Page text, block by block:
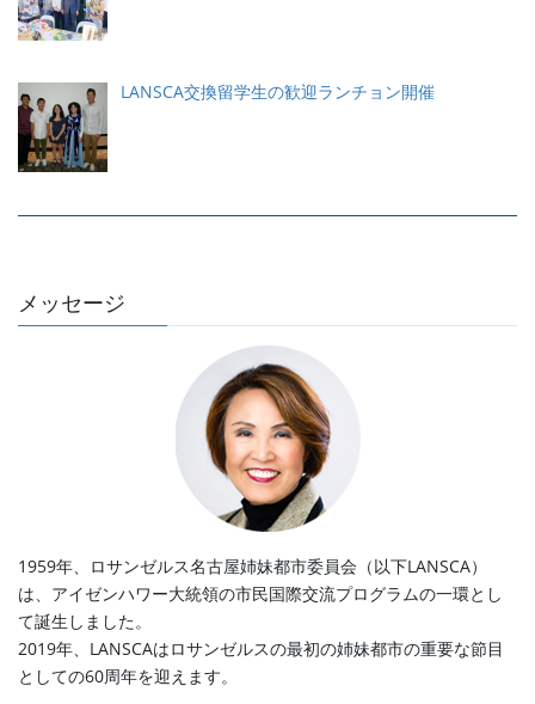
LANSCA交換留学生の歓迎ランチョン開催
メッセージ
1959年、ロサンゼルス名古屋姉妹都市委員会（以下LANSCA）
は、アイゼンハワー大統領の市民国際交流プログラムの一環とし
て誕生しました。
2019年、LANSCAはロサンゼルスの最初の姉妹都市の重要な節目
としての60周年を迎えます。